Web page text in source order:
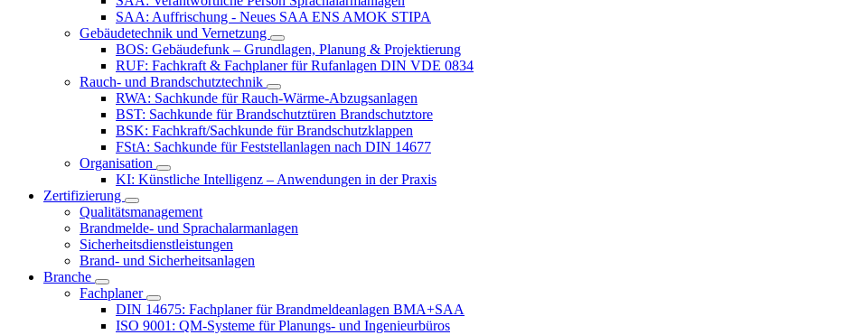
SAA: Auffrischung - Neues SAA ENS AMOK STIPA
Gebäudetechnik und Vernetzung
BOS: Gebäudefunk – Grundlagen, Planung & Projektierung
RUF: Fachkraft & Fachplaner für Rufanlagen DIN VDE 0834
Rauch- und Brandschutztechnik
RWA: Sachkunde für Rauch-Wärme-Abzugsanlagen
BST: Sachkunde für Brandschutztüren Brandschutztore
BSK: Fachkraft/Sachkunde für Brandschutzklappen
FStA: Sachkunde für Feststellanlagen nach DIN 14677
Organisation
KI: Künstliche Intelligenz – Anwendungen in der Praxis
Zertifizierung
Qualitätsmanagement
Brandmelde- und Sprachalarmanlagen
Sicherheitsdienstleistungen
Brand- und Sicherheitsanlagen
Branche
Fachplaner
DIN 14675: Fachplaner für Brandmeldeanlagen BMA+SAA
ISO 9001: QM-Systeme für Planungs- und Ingenieurbüros